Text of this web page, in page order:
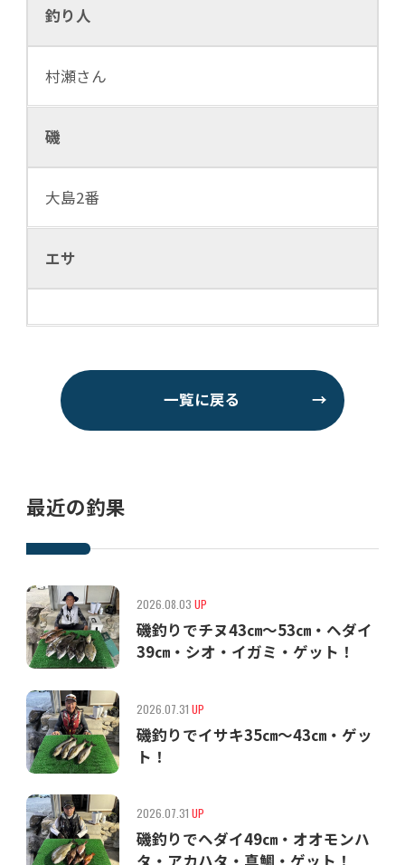
釣り人
村瀬さん
磯
大島2番
エサ
一覧に戻る →
最近の釣果
2026.08.03 UP
磯釣りでチヌ43㎝〜53㎝・ヘダイ
39㎝・シオ・イガミ・ゲット！
2026.07.31 UP
磯釣りでイサキ35㎝〜43㎝・ゲッ
ト！
2026.07.31 UP
磯釣りでヘダイ49㎝・オオモンハ
タ・アカハタ・真鯛・ゲット！